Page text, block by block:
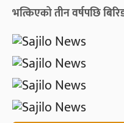
भत्किएको तीन वर्षपछि